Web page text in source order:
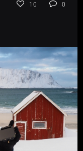
10 0